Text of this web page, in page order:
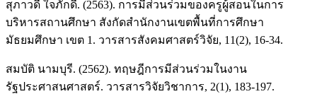
สุภาวดี ใจภักดี. (2563). การมีส่วนร่วมของครูผู้สอนในการ
บริหารสถานศึกษา สังกัดสำนักงานเขตพื้นที่การศึกษา
มัธยมศึกษา เขต 1. วารสารสังคมศาสตร์วิจัย, 11(2), 16-34.
สมบัติ นามบุรี. (2562). ทฤษฎีการมีส่วนร่วมในงาน
รัฐประศาสนศาสตร์. วารสารวิจัยวิชาการ, 2(1), 183-197.